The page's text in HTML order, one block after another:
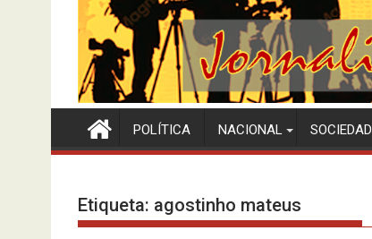
POLÍTICA NACIONAL
Etiqueta: agostinho mateus